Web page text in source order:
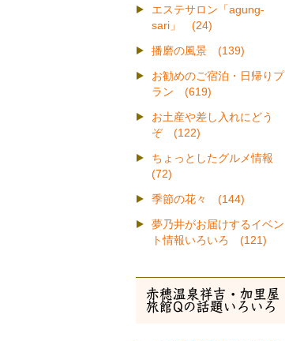
エステサロン「agung-
sari」 (24)
播磨の風景 (139)
お勧めのご宿泊・日帰りプ
ラン (619)
お土産や差し入れにどう
ぞ (122)
ちょっとしたグルメ情報
(72)
季節の花々 (144)
夢乃井がお届けするイベン
ト情報いろいろ (121)
赤穂温泉祥吉・加里屋
旅館Qの話題いろいろ